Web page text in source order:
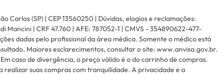
Carlos (SP) | CEP 13560250 | Dúvidas, elogios e reclamações:
| CRF 47.760 | AFE: 787052-1 | CMVS - 354890622-477-
dadas pelo profissional da área médica. Somente o médico está
Maiores esclarecimentos, consultar o site: www.anvisa.gov.br.
caso de divergência, o preço válido é o do carrinho de compras.
suas compras com tranquilidade. A privacidade e a